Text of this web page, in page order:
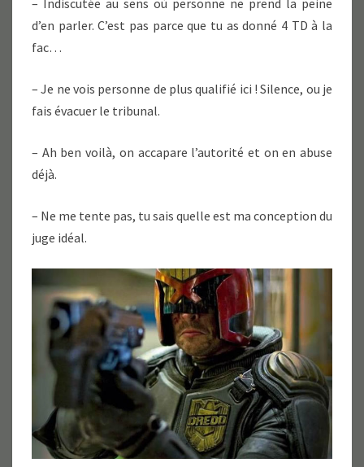
– Indiscutée au sens où personne ne prend la peine
d’en parler. C’est pas parce que tu as donné 4 TD à la
fac…
– Je ne vois personne de plus qualifié ici ! Silence, ou je
fais évacuer le tribunal.
– Ah ben voilà, on accapare l’autorité et on en abuse
déjà.
– Ne me tente pas, tu sais quelle est ma conception du
juge idéal.